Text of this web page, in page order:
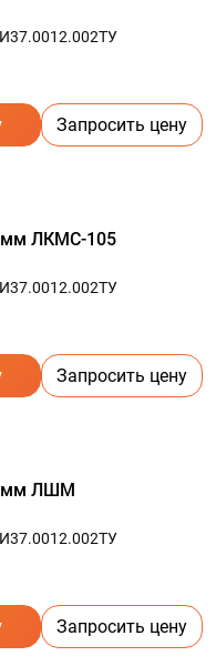
Запросить цену
мм ЛКМС-105
Запросить цену
мм ЛШМ
Запросить цену